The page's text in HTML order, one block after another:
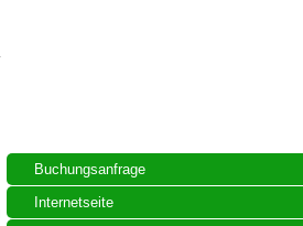
Buchungsanfrage
Internetseite